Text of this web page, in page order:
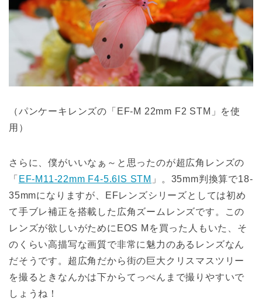
（パンケーキレンズの「EF-M 22mm F2 STM」を使
用）
さらに、僕がいいなぁ～と思ったのが超広角レンズの
「 EF-M11-22mm F4-5.6IS STM 」。35mm判換算で18-
35mmになりますが、EFレンズシリーズとしては初め
て手ブレ補正を搭載した広角ズームレンズです。この
レンズが欲しいがためにEOS Mを買った人もいた、そ
のくらい高描写な画質で非常に魅力のあるレンズなん
だそうです。超広角だから街の巨大クリスマスツリー
を撮るときなんかは下からてっぺんまで撮りやすいで
しょうね！